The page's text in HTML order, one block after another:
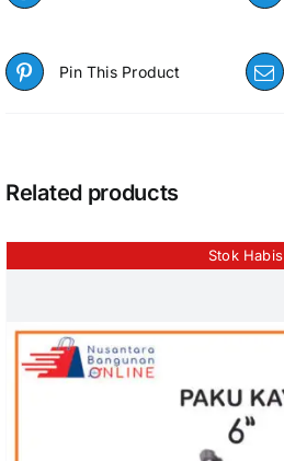
Pin This Product
Related products
Stok Habis